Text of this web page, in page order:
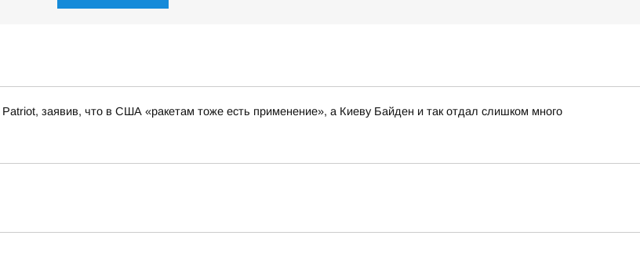
заявив, что в США «ракетам тоже есть применение», а Киеву Байден и так отдал слишком много